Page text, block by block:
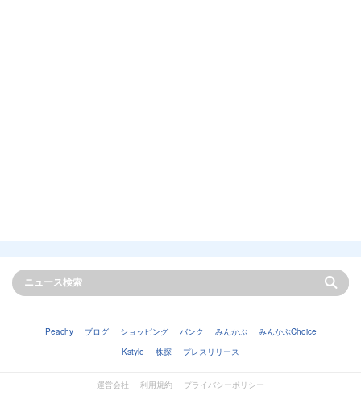
Peachy ブログ ショッピング バンク みんかぶ
みんかぶChoice
Kstyle
株探 プレスリリース
運営会社 利用規約 プライバシーポリシー